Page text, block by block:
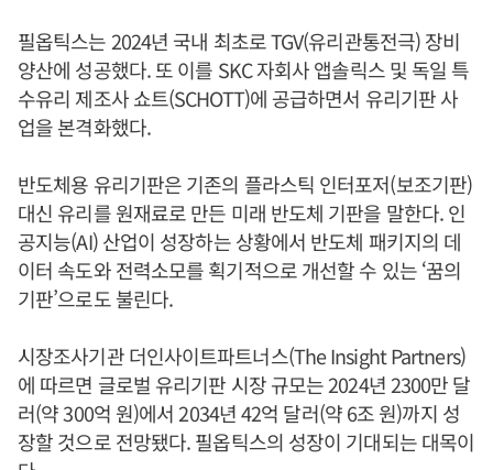
필옵틱스는 2024년 국내 최초로 TGV(유리관통전극) 장비
양산에 성공했다. 또 이를 SKC 자회사 앱솔릭스 및 독일 특
수유리 제조사 쇼트(SCHOTT)에 공급하면서 유리기판 사
업을 본격화했다.
반도체용 유리기판은 기존의 플라스틱 인터포저(보조기판)
대신 유리를 원재료로 만든 미래 반도체 기판을 말한다. 인
공지능(AI) 산업이 성장하는 상황에서 반도체 패키지의 데
이터 속도와 전력소모를 획기적으로 개선할 수 있는 ‘꿈의
기판’으로도 불린다.
시장조사기관 더인사이트파트너스(The Insight Partners)
에 따르면 글로벌 유리기판 시장 규모는 2024년 2300만 달
러(약 300억 원)에서 2034년 42억 달러(약 6조 원)까지 성
장할 것으로 전망됐다. 필옵틱스의 성장이 기대되는 대목이